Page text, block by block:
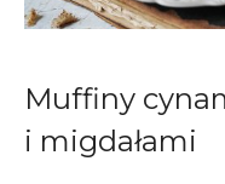
Muffiny
i migdałami